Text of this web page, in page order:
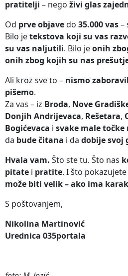
pratitelji – nego živi glas
Od prve objavedo 35.000 vas–
Bilo jetekstova koji su vas
su vas naljutili. Bilo jeonih
onih zbog kojih su nas
Ali kroz sve to – nismo
pišemo.
Za vas – iz Broda, Nove
Donjih Andrijevaca, Rešetara,
Bogićevaca i svake male
da bude čitana i da dobije svoj
Hvala vam. Što ste tu. Što nas
pitate i pratite. I što pokazujete
može biti velik – ako ima
S poštovanjem,
Nikolina Martinović
Urednica 035portala